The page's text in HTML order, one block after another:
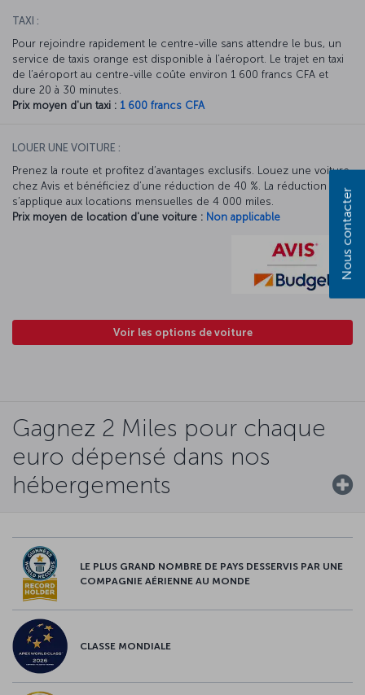
TAXI :
Pour rejoindre rapidement le centre-ville sans attendre le bus, un
service de taxis orange est disponible à l’aéroport. Le trajet en taxi
de l’aéroport au centre-ville coûte environ 1 600 francs CFA et
dure 20 à 30 minutes.
Prix moyen d'un taxi : 1 600 francs CFA
LOUER UNE VOITURE :
Prenez la route et profitez d’avantages exclusifs. Louez une voiture
chez Avis et bénéficiez d’une réduction de 40 %. La réduction Avis
s’applique aux locations mensuelles de 4 000 miles.
Prix moyen de location d'une voiture : Non applicable
Voir les options de voiture
Gagnez 2 Miles pour chaque
euro dépensé dans nos
hébergements
LE PLUS GRAND NOMBRE DE PAYS DESSERVIS PAR UNE
COMPAGNIE AÉRIENNE AU MONDE
CLASSE MONDIALE
Nous contacter